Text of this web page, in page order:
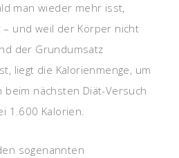
man wieder mehr isst,
und weil der Körper nicht
der Grundumsatz
liegt die Kalorienmenge, um
beim nächsten Diät-Versuch
1.600 Kalorien.
sogenannten